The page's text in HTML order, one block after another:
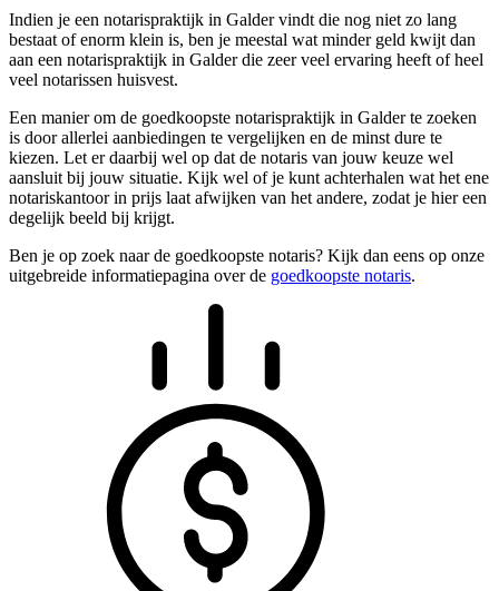
Indien je een notarispraktijk in Galder vindt die nog niet zo lang
bestaat of enorm klein is, ben je meestal wat minder geld kwijt dan
aan een notarispraktijk in Galder die zeer veel ervaring heeft of heel
veel notarissen huisvest.
Een manier om de goedkoopste notarispraktijk in Galder te zoeken
is door allerlei aanbiedingen te vergelijken en de minst dure te
kiezen. Let er daarbij wel op dat de notaris van jouw keuze wel
aansluit bij jouw situatie. Kijk wel of je kunt achterhalen wat het ene
notariskantoor in prijs laat afwijken van het andere, zodat je hier een
degelijk beeld bij krijgt.
Ben je op zoek naar de goedkoopste notaris? Kijk dan eens op onze
uitgebreide informatiepagina over de goedkoopste notaris.